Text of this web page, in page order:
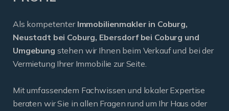
Als kompetenter Immobilienmakler in Coburg,
Neustadt bei Coburg, Ebersdorf bei Coburg und
Umgebung stehen wir Ihnen beim Verkauf und bei der
Vermietung Ihrer Immobilie zur Seite.
Mit umfassendem Fachwissen und lokaler Expertise
beraten wir Sie in allen Fragen rund um Ihr Haus oder